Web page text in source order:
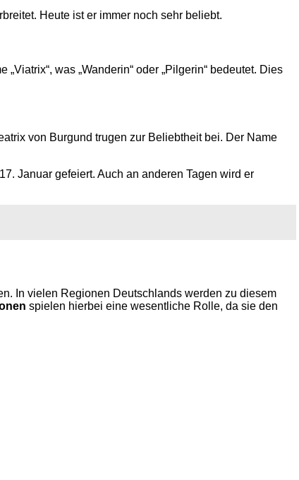
Heute ist er immer noch sehr beliebt.
was „Wanderin“ oder „Pilgerin“ bedeutet. Dies
von Burgund trugen zur Beliebtheit bei. Der Name
Januar gefeiert. Auch an anderen Tagen wird er
In vielen Regionen Deutschlands werden zu diesem
spielen hierbei eine wesentliche Rolle, da sie den